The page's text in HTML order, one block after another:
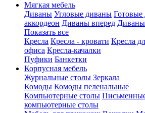
Мягкая мебель
Диваны Угловые диваны
аккордеон Диваны вперед Диваны
Показать все
Кресла Кресла - кровати Кресла
офиса Кресла-качалки
Пуфики Банкетки
Корпусная мебель
Журнальные столы Зеркала
Комоды Комоды пеленальные
Компьютерные столы
компьютерные столы